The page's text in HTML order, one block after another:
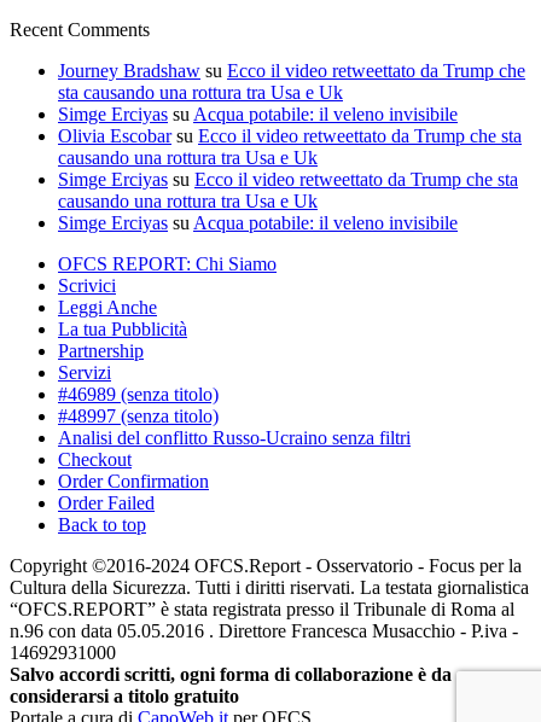
Recent Comments
Journey Bradshaw su Ecco il video retweettato da Trump che
sta causando una rottura tra Usa e Uk
Simge Erciyas su Acqua potabile: il veleno invisibile
Olivia Escobarsu Ecco il video retweettato da Trump che sta
causando una rottura tra Usa e Uk
Simge Erciyas su Ecco il video retweettato da Trump che sta
causando una rottura tra Usa e Uk
Simge Erciyas su Acqua potabile: il veleno invisibile
OFCS REPORT: Chi Siamo
Scrivici
Leggi Anche
La tua Pubblicità
Partnership
Servizi
#46989 (senza titolo)
#48997 (senza titolo)
Analisi del conflitto Russo-Ucraino senza filtri
Checkout
Order Confirmation
Order Failed
Back to top
Copyright ©2016-2024 OFCS.Report - Osservatorio - Focus per la
Cultura della Sicurezza. Tutti i diritti riservati. La testata giornalistica
“OFCS.REPORT” è stata registrata presso il Tribunale di Roma al
n.96 con data 05.05.2016 . Direttore Francesca Musacchio - P.iva -
14692931000
Salvo accordi scritti, ogni forma di collaborazione è da
considerarsi a titolo gratuito
Portale a cura di CapoWeb.it per OFCS